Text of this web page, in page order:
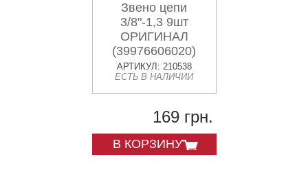
Звено цепи
3/8"-1,3 9шт
ОРИГИНАЛ
(39976606020)
АРТИКУЛ: 210538
ЕСТЬ В НАЛИЧИИ
169 грн.
В КОРЗИНУ